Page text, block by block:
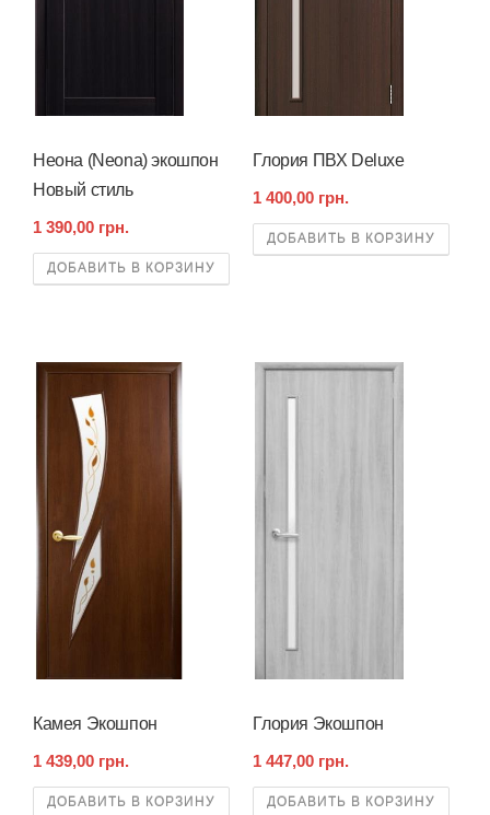
Неона (Neona) экошпон
Новый стиль
1 390,00 грн.
ДОБАВИТЬ В КОРЗИНУ
Глория ПВХ Deluxe
1 400,00 грн.
ДОБАВИТЬ В КОРЗИНУ
Камея Экошпон
1 439,00 грн.
ДОБАВИТЬ В КОРЗИНУ
Глория Экошпон
1 447,00 грн.
ДОБАВИТЬ В КОРЗИНУ